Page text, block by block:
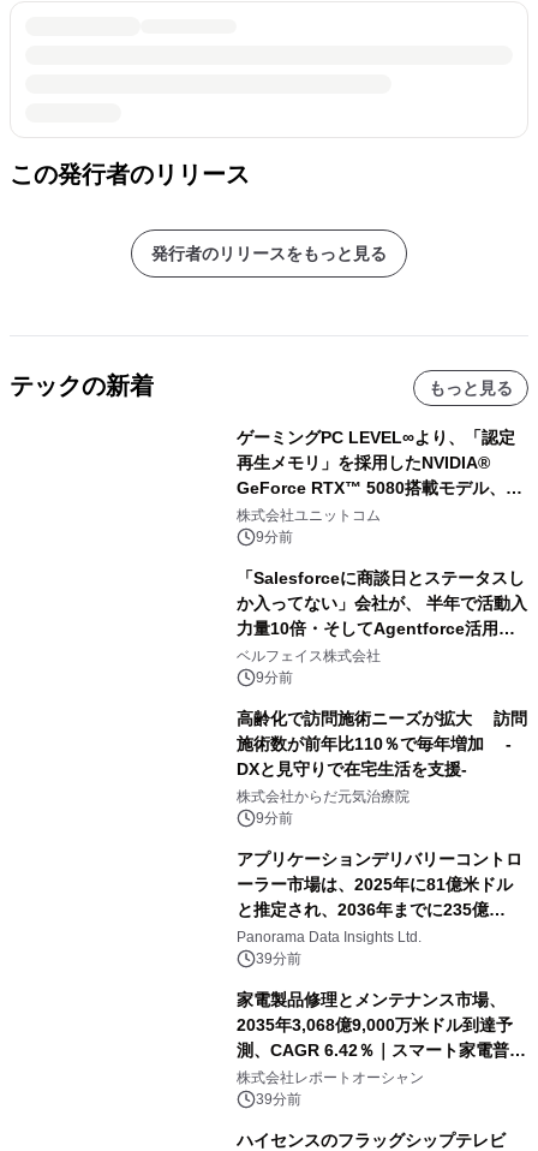
この発行者のリリース
発行者のリリースをもっと見る
テックの新着 もっと見る
ゲーミングPC LEVEL∞より、「認定
再生メモリ」を採用したNVIDIA®
GeForce RTX™ 5080搭載モデル、
NVIDIA® GeForce RTX™ 5070 Ti搭
載モデルを販売開始
株式会社ユニットコム
9分前
「Salesforceに商談日とステータスし
か入ってない」会社が、 半年で活動入
力量10倍・そしてAgentforce活用へ
── 敷島住宅×bellSalesAI事例公開
ベルフェイス株式会社
9分前
高齢化で訪問施術ニーズが拡大 訪問
施術数が前年比110％で毎年増加 -
DXと見守りで在宅生活を支援-
株式会社からだ元気治療院
9分前
アプリケーションデリバリーコントロ
ーラー市場は、2025年に81億米ドル
と推定され、2036年までに235億
8,000万米ドルに達すると予測されて
おり、予測期間（2026年～2036年）
Panorama Data Insights Ltd.
39分前
家電製品修理とメンテナンス市場、
2035年3,068億9,000万米ドル到達予
測、CAGR 6.42％｜スマート家電普
及・循環型経済・メンテナンス需要拡
大が成長を加速
株式会社レポートオーシャン
39分前
ハイセンスのフラッグシップテレビ